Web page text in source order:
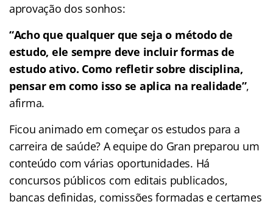
aprovação dos sonhos:
“Acho que qualquer que seja o método de
estudo, ele sempre deve incluir formas de
estudo ativo. Como refletir sobre disciplina,
pensar em como isso se aplica na realidade”,
afirma.
Ficou animado em começar os estudos para a
carreira de saúde? A equipe do Gran preparou um
conteúdo com várias oportunidades. Há
concursos públicos com editais publicados,
bancas definidas, comissões formadas e certames